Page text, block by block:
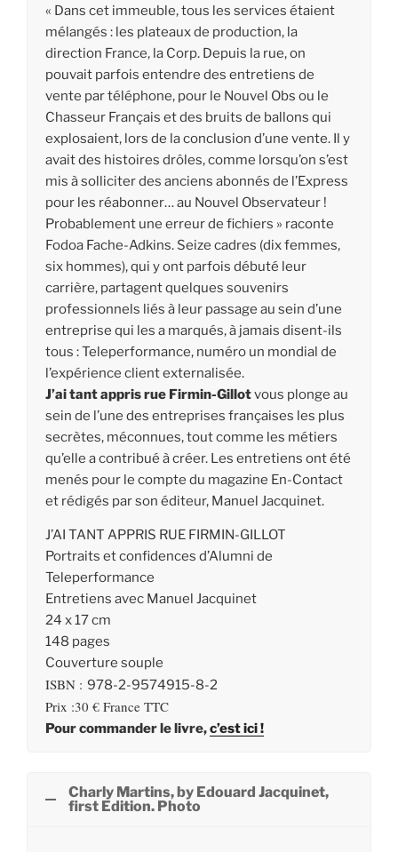
« Dans cet immeuble, tous les services étaient
mélangés : les plateaux de production, la
direction France, la Corp. Depuis la rue, on
pouvait parfois entendre des entretiens de
vente par téléphone, pour le Nouvel Obs ou le
Chasseur Français et des bruits de ballons qui
explosaient, lors de la conclusion d’une vente. Il y
avait des histoires drôles, comme lorsqu’on s’est
mis à solliciter des anciens abonnés de l’Express
pour les réabonner… au Nouvel Observateur !
Probablement une erreur de fichiers » raconte
Fodoa Fache-Adkins. Seize cadres (dix femmes,
six hommes), qui y ont parfois débuté leur
carrière, partagent quelques souvenirs
professionnels liés à leur passage au sein d’une
entreprise qui les a marqués, à jamais disent-ils
tous : Teleperformance, numéro un mondial de
l’expérience client externalisée.
J’ai tant appris rue Firmin-Gillotvous plonge au
sein de l’une des entreprises françaises les plus
secrètes, méconnues, tout comme les métiers
qu’elle a contribué à créer. Les entretiens ont été
menés pour le compte du magazine En-Contact
et rédigés par son éditeur, Manuel Jacquinet.
J’AI TANT APPRIS RUE FIRMIN-GILLOT
Portraits et confidences d’Alumni de
Teleperformance
Entretiens avec Manuel Jacquinet
24 x 17 cm
148 pages
Couverture souple
ISBN : 978-2-9574915-8-2
Prix :30 € France TTC
Pour commander le livre,c’est ici !
Charly Martins, by Edouard Jacquinet,
first Edition. Photo